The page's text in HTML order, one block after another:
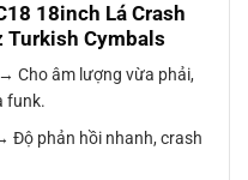
18inch Lá Crash
Turkish Cymbals
Cho âm lượng vừa phải,
funk.
Độ phản hồi nhanh, crash